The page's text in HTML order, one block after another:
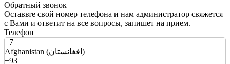
Обратный звонок
Оставьте свой номер телефона и нам администратор свяжется
с Вами и ответит на все вопросы, запишет на прием.
Телефон
+7
Afghanistan (افغانستان)
+93